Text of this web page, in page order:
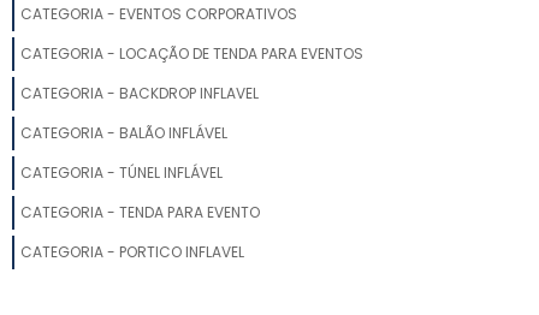
MONTAGEM DE STANDS PARA FEIRAS SP
STAND PROMOCIONAL PREÇO
STANDS PARA FEIRAS E EVENTOS
CATEGORIA - EVENTOS CORPORATIVOS
CATEGORIA - LOCAÇÃO DE TENDA PARA EVENTOS
CATEGORIA - BACKDROP INFLAVEL
CATEGORIA - BALÃO INFLÁVEL
CATEGORIA - TÚNEL INFLÁVEL
CATEGORIA - TENDA PARA EVENTO
CATEGORIA - PORTICO INFLAVEL